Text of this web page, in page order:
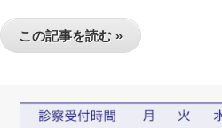
この記事を読む »